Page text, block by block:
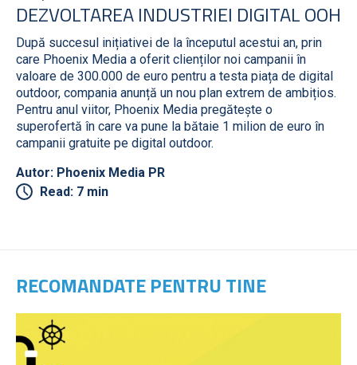
DEZVOLTAREA INDUSTRIEI DIGITAL OOH
După succesul inițiativei de la începutul acestui an, prin
care Phoenix Media a oferit clienților noi campanii în
valoare de 300.000 de euro pentru a testa piața de digital
outdoor, compania anunță un nou plan extrem de ambițios.
Pentru anul viitor, Phoenix Media pregătește o
superofertă în care va pune la bătaie 1 milion de euro în
campanii gratuite pe digital outdoor.
Autor: Phoenix Media PR
Read: 7 min
RECOMANDATE PENTRU TINE